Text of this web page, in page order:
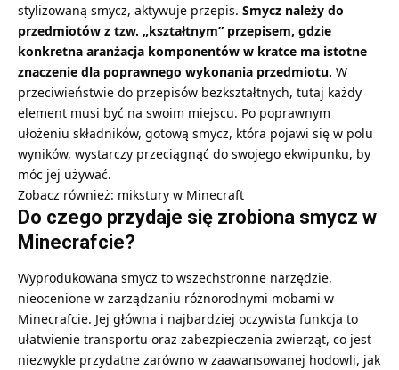
stylizowaną smycz, aktywuje przepis. Smycz należy do
przedmiotów z tzw. „kształtnym” przepisem, gdzie
konkretna aranżacja komponentów w kratce ma istotne
znaczenie dla poprawnego wykonania przedmiotu. W
przeciwieństwie do przepisów bezkształtnych, tutaj każdy
element musi być na swoim miejscu. Po poprawnym
ułożeniu składników, gotową smycz, która pojawi się w polu
wyników, wystarczy przeciągnąć do swojego ekwipunku, by
móc jej używać.
Zobacz również: mikstury w Minecraft
Do czego przydaje się zrobiona smycz w
Minecrafcie?
Wyprodukowana smycz to wszechstronne narzędzie,
nieocenione w zarządzaniu różnorodnymi mobami w
Minecrafcie. Jej główna i najbardziej oczywista funkcja to
ułatwienie transportu oraz zabezpieczenia zwierząt, co jest
niezwykle przydatne zarówno w zaawansowanej hodowli, jak